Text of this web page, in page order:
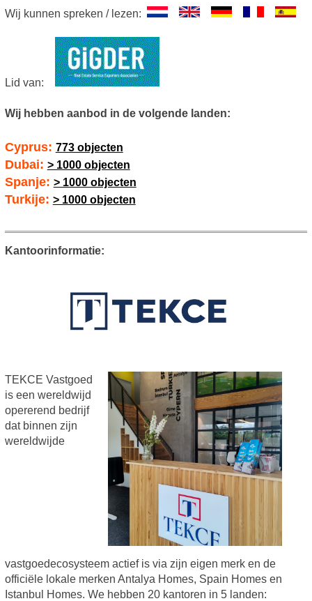
Wij kunnen spreken / lezen:
Lid van:
Wij hebben aanbod in de volgende landen:
Cyprus: 773 objecten
Dubai: > 1000 objecten
Spanje: > 1000 objecten
Turkije: > 1000 objecten
Kantoorinformatie:
TEKCE Vastgoed
is een wereldwijd
opererend bedrijf
dat binnen zijn
wereldwijde
vastgoedecosysteem actief is via zijn eigen merk en de
officiële lokale merken Antalya Homes, Spain Homes en
Istanbul Homes. We hebben 20 kantoren in 5 landen: